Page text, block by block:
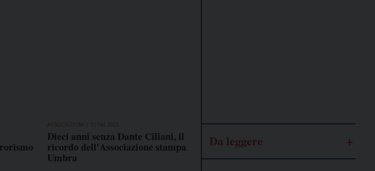
ASSOCIAZIONI
Dieci anni senza Dante Ciliani, il
ricordo dell'Associazione stampa
Umbra
Da leggere